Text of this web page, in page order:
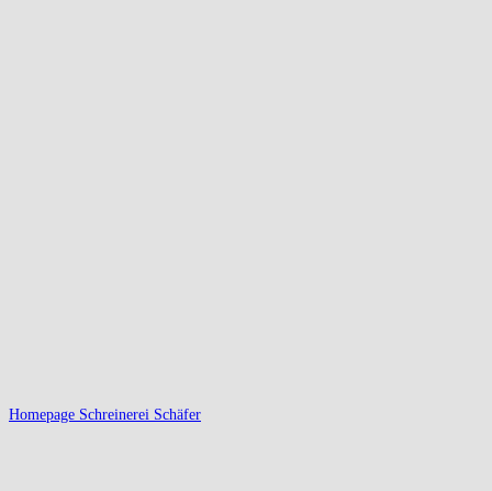
Homepage Schreinerei Schäfer